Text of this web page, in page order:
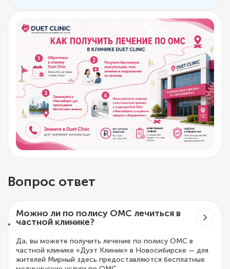
Вопрос ответ
Можно ли по полису ОМС лечиться в
частной клинике?
Да, вы можете получить лечение по полису ОМС в
частной клинике «Дуэт Клиник» в Новосибирске — для
жителей Мирный здесь предоставляются бесплатные